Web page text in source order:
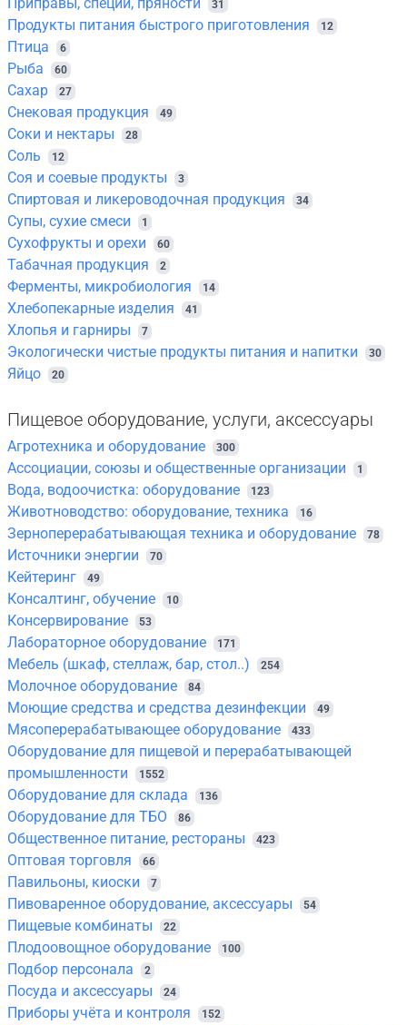
31
Продукты питания быстрого приготовления 12
Птица 6
Рыба 60
Сахар 27
Снековая продукция 49
Соки и нектары 28
Соль 12
Соя и соевые продукты 3
Спиртовая и ликероводочная продукция 34
Супы, сухие смеси 1
Сухофрукты и орехи 60
Табачная продукция 2
Ферменты, микробиология 14
Хлебопекарные изделия 41
Хлопья и гарниры 7
Экологически чистые продукты питания и напитки 30
Яйцо 20
Пищевое оборудование, услуги, аксессуары
Агротехника и оборудование 300
Ассоциации, союзы и общественные организации 1
Вода, водоочистка: оборудование 123
Животноводство: оборудование, техника 16
Зерноперерабатывающая техника и оборудование 78
Источники энергии 70
Кейтеринг 49
Консалтинг, обучение 10
Консервирование 53
Лабораторное оборудование 171
Мебель (шкаф, стеллаж, бар, стол..) 254
Молочное оборудование 84
Моющие средства и средства дезинфекции 49
Мясоперерабатывающее оборудование 433
Оборудование для пищевой и перерабатывающей
промышленности
1552
Оборудование для склада 136
Оборудование для ТБО 86
Общественное питание, рестораны 423
Оптовая торговля 66
Павильоны, киоски 7
Пивоваренное оборудование, аксессуары 54
Пищевые комбинаты 22
Плодоовощное оборудование 100
Подбор персонала 2
Посуда и аксессуары 24
Приборы учёта и контроля 152